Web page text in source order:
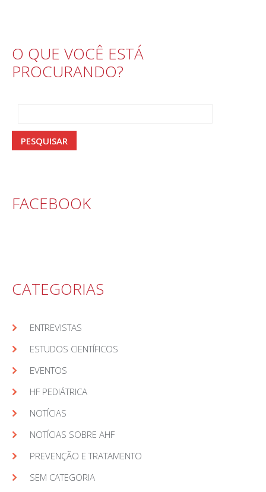
O QUE VOCÊ ESTÁ
PROCURANDO?
FACEBOOK
CATEGORIAS
ENTREVISTAS
ESTUDOS CIENTÍFICOS
EVENTOS
HF PEDIÁTRICA
NOTÍCIAS
NOTÍCIAS SOBRE AHF
PREVENÇÃO E TRATAMENTO
SEM CATEGORIA